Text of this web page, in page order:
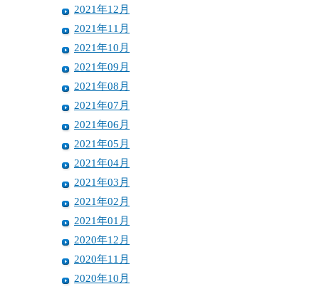
2021年12月
2021年11月
2021年10月
2021年09月
2021年08月
2021年07月
2021年06月
2021年05月
2021年04月
2021年03月
2021年02月
2021年01月
2020年12月
2020年11月
2020年10月